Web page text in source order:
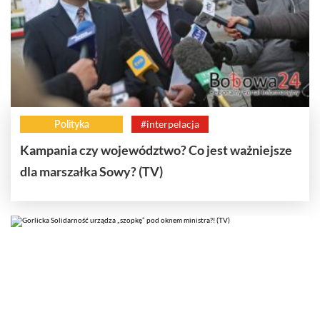
Polityka #interpelacja
Kampania czy województwo? Co jest ważniejsze
dla marszałka Sowy? (TV)